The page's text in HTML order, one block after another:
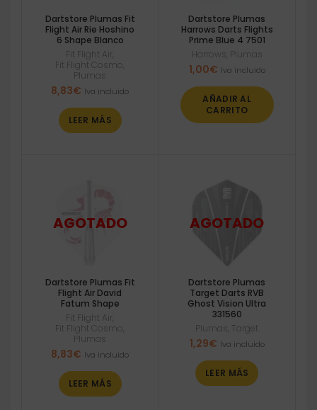
Dartstore Plumas Fit
Flight Air Rie Hoshino
6 Shape Blanco
Fit Flight Air
Fit Flight Cosmo
Plumas
8,83€ Iva incluido
LEER MÁS
Dartstore Plumas
Harrows Darts Flights
Prime Blue 4 7501
Harrows Plumas
1,00€ Iva incluido
AÑADIR AL
CARRITO
Dartstore Plumas Fit
Flight Air David
Fatum Shape
Fit Flight Air
Fit Flight Cosmo
Plumas
8,83€ Iva incluido
LEER MÁS
Dartstore Plumas
Target Darts RVB
Ghost Vision Ultra
331560
Plumas Target
1,29€ Iva incluido
LEER MÁS